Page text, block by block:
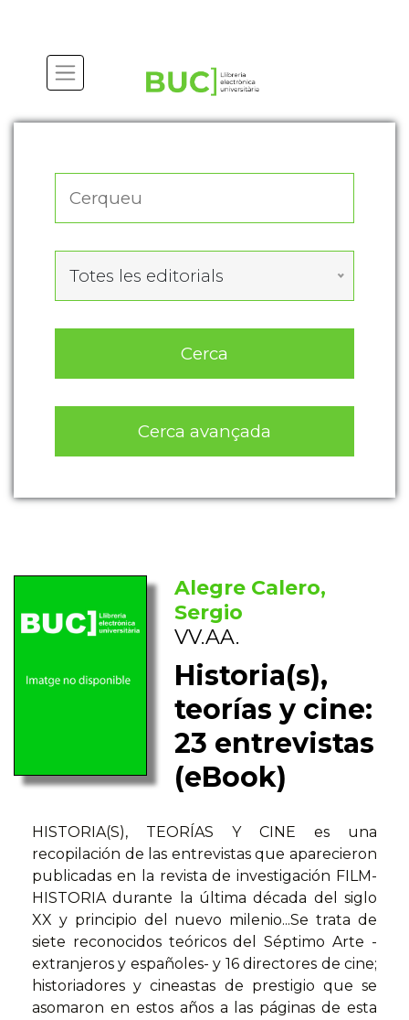
Totes les editorials
Cerca
Cerca avançada
Alegre Calero,
Sergio
VV.AA.
Historia(s),
teorías y cine:
23 entrevistas
(eBook)
HISTORIA(S), TEORÍAS Y CINE es una
recopilación de las entrevistas que aparecieron
publicadas en la revista de investigación FILM-
HISTORIA durante la última década del siglo
XX y principio del nuevo milenio...Se trata de
siete reconocidos teóricos del Séptimo Arte -
extranjeros y españoles- y 16 directores de cine;
historiadores y cineastas de prestigio que se
asomaron en estos años a las páginas de esta